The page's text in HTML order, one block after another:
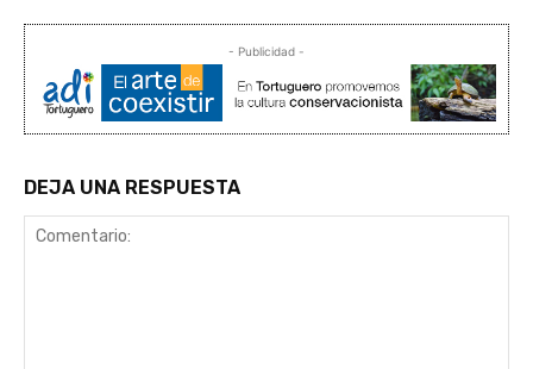
- Publicidad -
DEJA UNA RESPUESTA